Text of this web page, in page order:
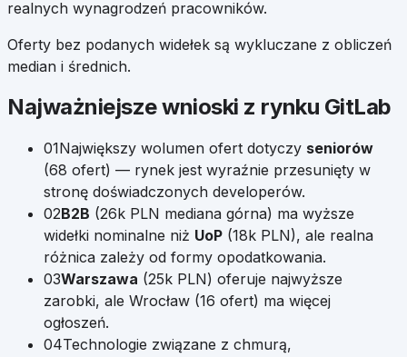
realnych wynagrodzeń pracowników.
Oferty bez podanych widełek są wykluczane z obliczeń
median i średnich.
Najważniejsze wnioski z rynku GitLab
01Największy wolumen ofert dotyczy seniorów
(68 ofert) — rynek jest wyraźnie przesunięty w
stronę doświadczonych developerów.
02B2B (26k PLN mediana górna) ma wyższe
widełki nominalne niż UoP (18k PLN), ale realna
różnica zależy od formy opodatkowania.
03Warszawa (25k PLN) oferuje najwyższe
zarobki, ale Wrocław (16 ofert) ma więcej
ogłoszeń.
04Technologie związane z chmurą,